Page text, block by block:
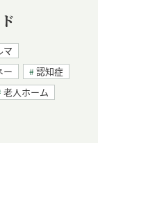
マ
ー
認知症
老人ホーム